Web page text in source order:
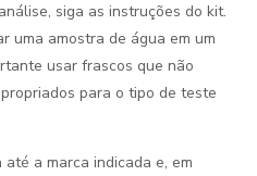
siga as instruções do kit.
uma amostra de água em um
usar frascos que não
para o tipo de teste
a marca indicada e, em